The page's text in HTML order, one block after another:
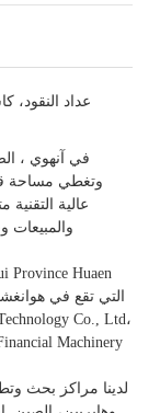
في آنهوي ،
وتغطي مساحة قدرها 18600 متر
عالية
والمبيعات
لدينا مراكز بحث